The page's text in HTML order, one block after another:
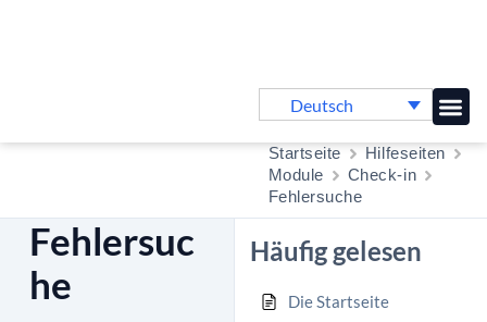
Deutsch
Startseite
Hilfeseiten
Module
Check-in
Fehlersuche
Fehlersuc
he
Häufig gelesen
Die Startseite